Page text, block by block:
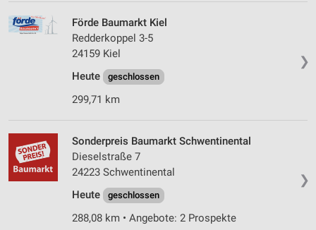
❯
Förde Baumarkt Kiel
Redderkoppel 3-5
24159 Kiel
Heute
geschlossen
299,71 km
❯
Sonderpreis Baumarkt Schwentinental
Dieselstraße 7
24223 Schwentinental
Heute
geschlossen
288,08 km • Angebote: 2 Prospekte